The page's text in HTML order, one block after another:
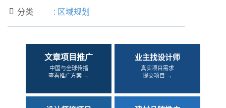
 分类 : 区域规划
文章项目推广
中国与全球传播
查看推广方案 →
业主找设计师
真实项目需求
提交项目 →